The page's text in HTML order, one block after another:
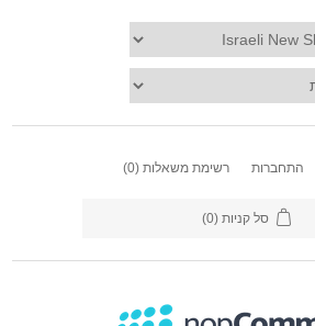
התחברות רשימת משאלות (0)
סל קניות (0)